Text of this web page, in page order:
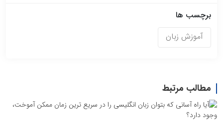
برچسب ها
آموزش زبان
مطالب مرتبط